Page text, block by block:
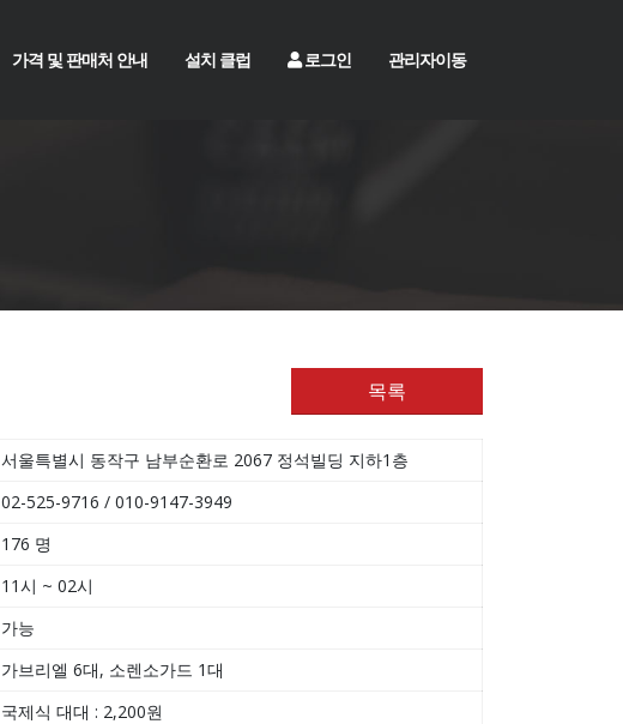
가격 및 판매처 안내 설치 클럽 로그인 관리자이동
목록
서울특별시 동작구 남부순환로 2067 정석빌딩 지하1층
02-525-9716 / 010-9147-3949
176 명
11시 ~ 02시
가능
가브리엘 6대, 소렌소가드 1대
국제식 대대 : 2,200원